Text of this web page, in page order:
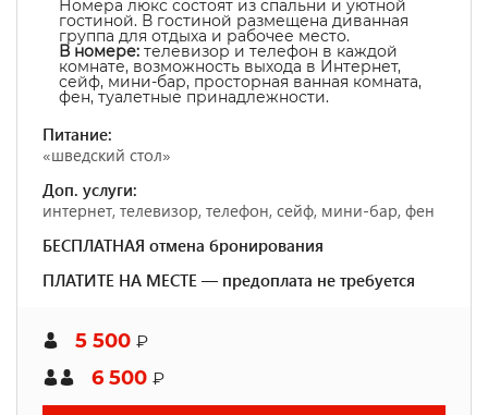
Номера люкс состоят из спальни и уютной
гостиной. В гостиной размещена диванная
группа для отдыха и рабочее место.
В номере: телевизор и телефон в каждой
комнате, возможность выхода в Интернет,
сейф, мини-бар, просторная ванная комната,
фен, туалетные принадлежности.
Питание:
«шведский стол»
Доп. услуги:
интернет, телевизор, телефон, сейф, мини-бар, фен
БЕСПЛАТНАЯ отмена бронирования
ПЛАТИТЕ НА МЕСТЕ — предоплата не требуется
5 500 ₽
6 500 ₽